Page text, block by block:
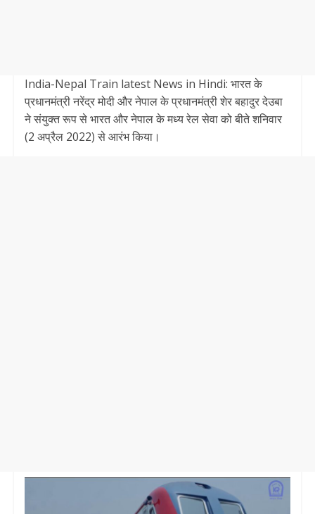
India-Nepal Train latest News in Hindi: भारत के
प्रधानमंत्री नरेंद्र मोदी और नेपाल के प्रधानमंत्री शेर बहादुर देउबा
ने संयुक्‍त रूप से भारत और नेपाल के मध्य रेल सेवा को बीते शनिवार
(2 अप्रैल 2022) से आरंभ किया।